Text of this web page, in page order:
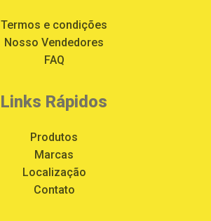
Termos e condições
Nosso Vendedores
FAQ
Links Rápidos
Produtos
Marcas
Localização
Contato